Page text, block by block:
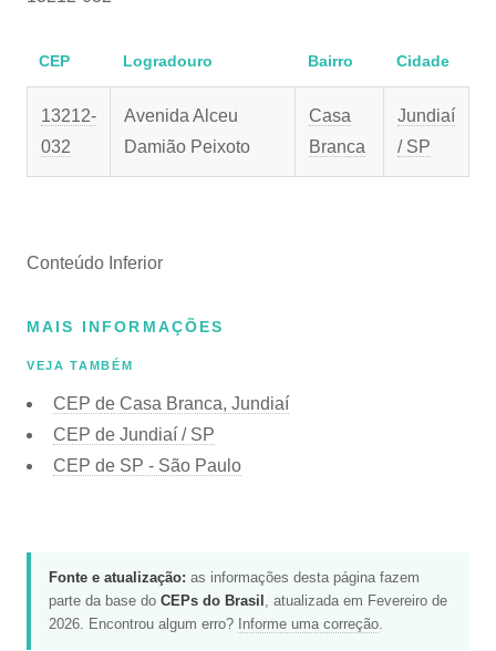
CEP Logradouro Bairro Cidade
13212-
032
Avenida Alceu
Damião Peixoto
Casa
Branca
Jundiaí
/ SP
Conteúdo Inferior
MAIS INFORMAÇÕES
VEJA TAMBÉM
CEP de Casa Branca, Jundiaí
CEP de Jundiaí / SP
CEP de SP - São Paulo
Fonte e atualização: as informações desta página fazem
parte da base do CEPs do Brasil , atualizada em Fevereiro de
2026. Encontrou algum erro? Informe uma correção.